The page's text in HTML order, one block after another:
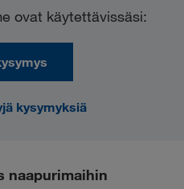
ovat käytettävissäsi:
kysymyksiä
naapurimaihin